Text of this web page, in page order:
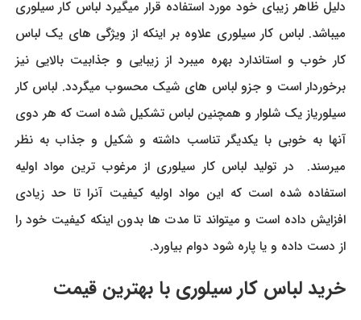
دلیل ظاهر زیبای خود مورد استفاده قرار میگیرد لباس کار سیلوری
میباشد. لباس کار سیلوری علاوه بر اینکه از ویژگی های یک لباس
کار خوب و استاندارد بهره میبرد از زیبایی و جذابیت بالایی نیز
برخوردار است و جزو لباس های شیک محسوب میگردد. لباس کار
سیلوریاز یک شلوار و همچنین لباس تشکیل شده است که هر دوی
آنها به خوبی با یکدیگر تناسب داشته و شکیل و جذاب به نظر
میرسند. در تولید لباس کار سیلوری از مرغوب ترین مواد اولیه
استفاده شده است که این مواد اولیه کیفیت آنرا تا حد زیادی
افزایش داده است و میتواند تا مدت ها بدون اینکه کیفیت خود را
از دست داده و یا پاره شود دوام بیاورد.
خرید لباس کار سیلوری با بهترین قیمت